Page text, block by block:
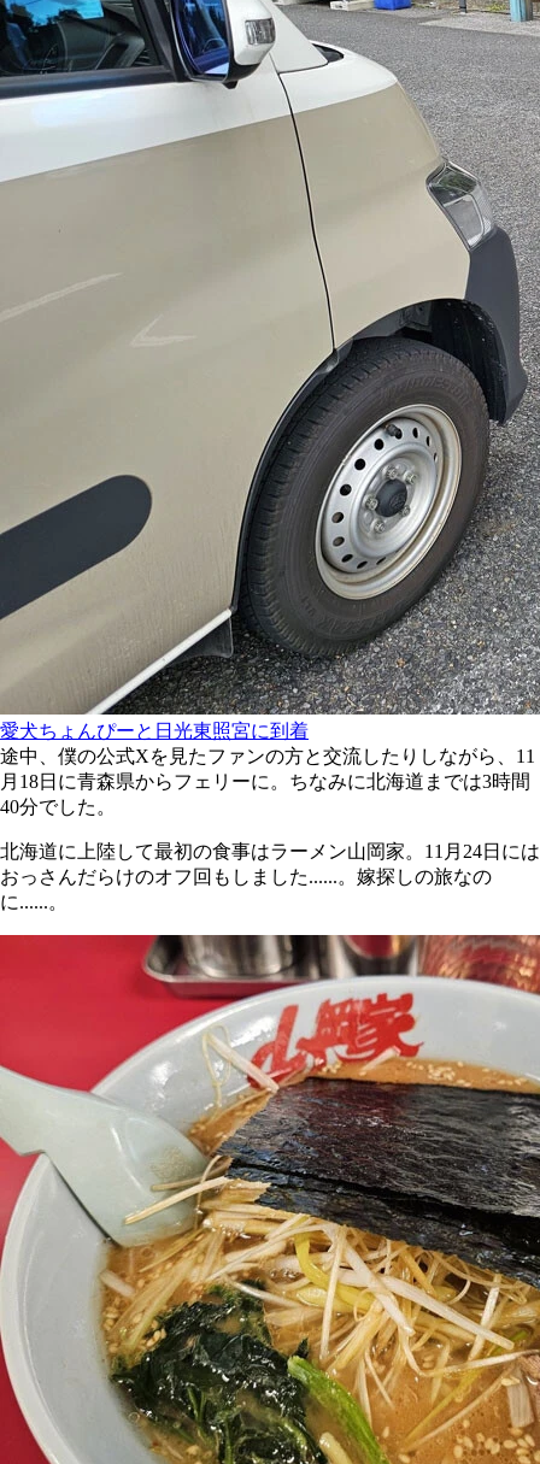
愛犬ちょんぴーと日光東照宮に到着
途中、僕の公式Xを見たファンの方と交流したりしながら、11
月18日に青森県からフェリーに。ちなみに北海道までは3時間
40分でした。
北海道に上陸して最初の食事はラーメン山岡家。11月24日には
おっさんだらけのオフ回もしました......。嫁探しの旅なの
に......。